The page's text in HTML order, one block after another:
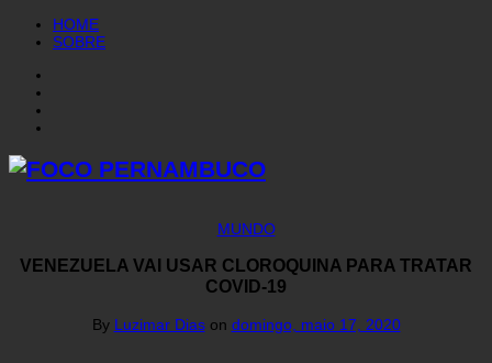
HOME
SOBRE
MUNDO
VENEZUELA VAI USAR CLOROQUINA PARA TRATAR
COVID-19
By Luzimar Dias on domingo, maio 17, 2020